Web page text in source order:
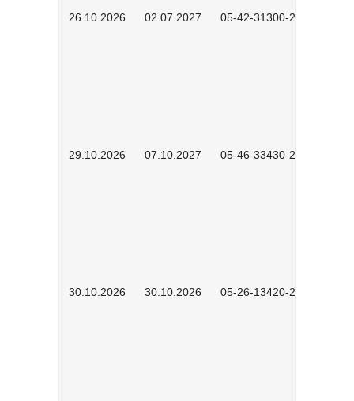
26.10.2026 02.07.2027 05-42-31300-2601
29.10.2026 07.10.2027 05-46-33430-2601
30.10.2026 30.10.2026 05-26-13420-2601